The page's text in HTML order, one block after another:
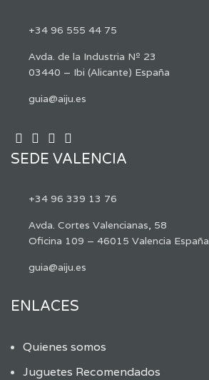
+34 96 555 44 75
Avda. de la Industria Nº 23
03440 – Ibi (Alicante) España
guia@aiju.es
SEDE VALENCIA
+34 96 339 13 76
Avda. Cortes Valencianas, 58
Oficina 109 – 46015 Valencia España
guia@aiju.es
ENLACES
Quienes somos
Juguetes Recomendados